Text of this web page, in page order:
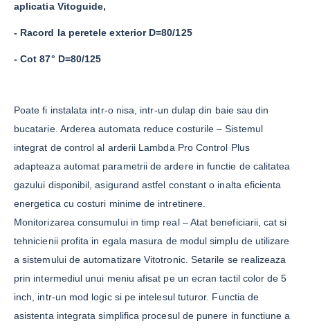
aplicatia Vitoguide,
- Racord la peretele exterior D=80/125
- Cot 87° D=80/125
Poate fi instalata intr-o nisa, intr-un dulap din baie sau din
bucatarie. Arderea automata reduce costurile – Sistemul
integrat de control al arderii Lambda Pro Control Plus
adapteaza automat parametrii de ardere in functie de calitatea
gazului disponibil, asigurand astfel constant o inalta eficienta
energetica cu costuri minime de intretinere.
Monitorizarea consumului in timp real – Atat beneficiarii, cat si
tehnicienii profita in egala masura de modul simplu de utilizare
a sistemului de automatizare Vitotronic. Setarile se realizeaza
prin intermediul unui meniu afisat pe un ecran tactil color de 5
inch, intr-un mod logic si pe intelesul tuturor. Functia de
asistenta integrata simplifica procesul de punere in functiune a